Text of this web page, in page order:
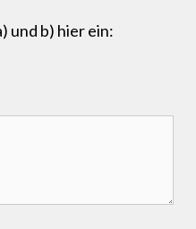
und b) hier ein: